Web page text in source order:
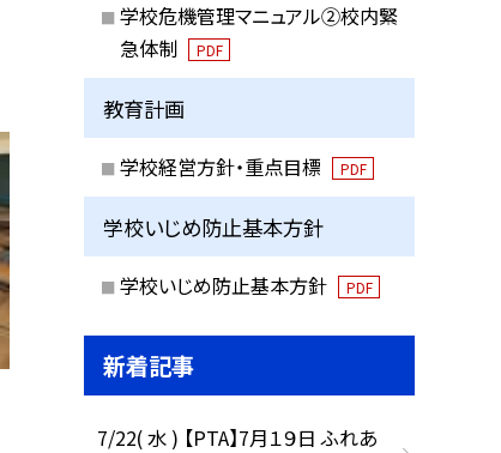
学校危機管理マニュアル②校内緊
急体制
PDF
教育計画
学校経営方針・重点目標 PDF
学校いじめ防止基本方針
学校いじめ防止基本方針 PDF
新着記事
7/22( 水 ) 【PTA】7月１９日 ふれあ